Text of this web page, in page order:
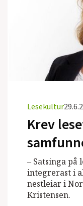
Lesekultur
Krev
– Satsinga
integrerast i
nestleiar i
Kristensen.